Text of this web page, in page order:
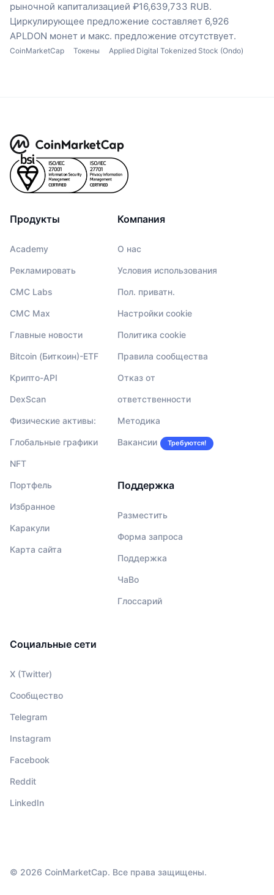
рыночной капитализацией ₽16,639,733 RUB.
Циркулирующее предложение составляет 6,926
APLDON монет и макс. предложение отсутствует.
CoinMarketCap Токены Applied Digital Tokenized Stock (Ondo)
Продукты
Academy
Рекламировать
CMC Labs
CMC Max
Главные новости
Bitcoin (Биткоин)-ETF
Крипто-API
DexScan
Физические активы:
Глобальные графики
NFT
Портфель
Избранное
Каракули
Карта сайта
Компания
О нас
Условия использования
Пол. приватн.
Настройки cookie
Политика cookie
Правила сообщества
Отказ от
ответственности
Методика
Вакансии Требуются!
Поддержка
Разместить
Форма запроса
Поддержка
ЧаВо
Глоссарий
Социальные сети
X (Twitter)
Сообщество
Telegram
Instagram
Facebook
Reddit
LinkedIn
© 2026 CoinMarketCap. Все права защищены.